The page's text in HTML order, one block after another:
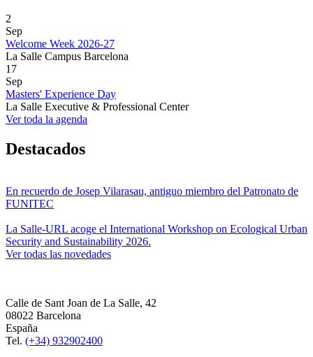
2
Sep
Welcome Week 2026-27
La Salle Campus Barcelona
17
Sep
Masters' Experience Day
La Salle Executive & Professional Center
Ver toda la agenda
Destacados
En recuerdo de Josep Vilarasau, antiguo miembro del Patronato de
FUNITEC
La Salle-URL acoge el International Workshop on Ecological Urban
Security and Sustainability 2026.
Ver todas las novedades
Calle de Sant Joan de La Salle, 42
08022 Barcelona
España
Tel. (+34) 932902400